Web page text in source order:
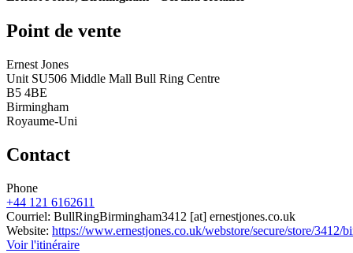
Point de vente
Ernest Jones
Unit SU506 Middle Mall Bull Ring Centre
B5 4BE
Birmingham
Royaume-Uni
Contact
Phone
+44 121 6162611
Courriel: BullRingBirmingham3412 [at] ernestjones.co.uk
Website: https://www.ernestjones.co.uk/webstore/secure/store/3412/
Voir l'itinéraire